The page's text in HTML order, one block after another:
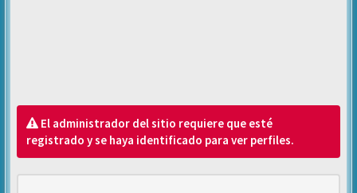
El administrador del sitio requiere que esté
registrado y se haya identificado para ver perfiles.